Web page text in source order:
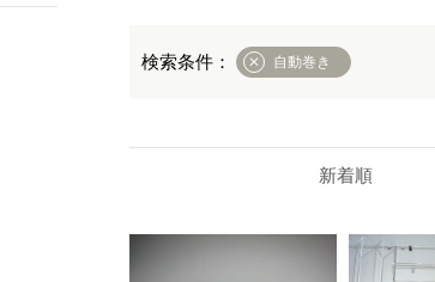
自動巻き
新着順